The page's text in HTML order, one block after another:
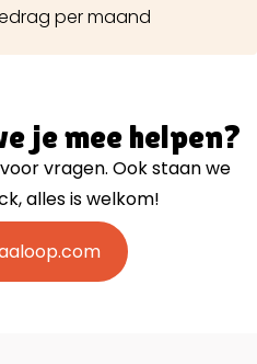
per maand
je mee helpen?
vragen. Ook staan we
alles is welkom!